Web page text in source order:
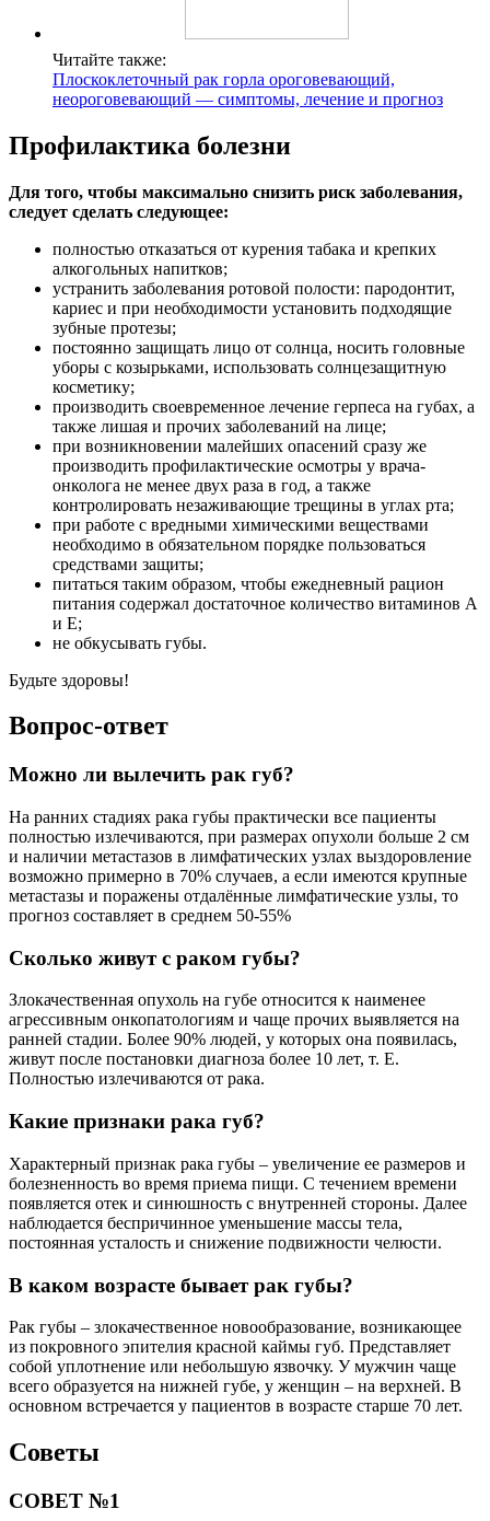
Читайте также:
Плоскоклеточный рак горла ороговевающий,
неороговевающий — симптомы, лечение и прогноз
Профилактика болезни
Для того, чтобы максимально снизить риск заболевания,
следует сделать следующее:
полностью отказаться от курения табака и крепких
алкогольных напитков;
устранить заболевания ротовой полости: пародонтит,
кариес и при необходимости установить подходящие
зубные протезы;
постоянно защищать лицо от солнца, носить головные
уборы с козырьками, использовать солнцезащитную
косметику;
производить своевременное лечение герпеса на губах, а
также лишая и прочих заболеваний на лице;
при возникновении малейших опасений сразу же
производить профилактические осмотры у врача-
онколога не менее двух раза в год, а также
контролировать незаживающие трещины в углах рта;
при работе с вредными химическими веществами
необходимо в обязательном порядке пользоваться
средствами защиты;
питаться таким образом, чтобы ежедневный рацион
питания содержал достаточное количество витаминов А
и Е;
не обкусывать губы.
Будьте здоровы!
Вопрос-ответ
Можно ли вылечить рак губ?
На ранних стадиях рака губы практически все пациенты
полностью излечиваются, при размерах опухоли больше 2 см
и наличии метастазов в лимфатических узлах выздоровление
возможно примерно в 70% случаев, а если имеются крупные
метастазы и поражены отдалённые лимфатические узлы, то
прогноз составляет в среднем 50-55%
Сколько живут с раком губы?
Злокачественная опухоль на губе относится к наименее
агрессивным онкопатологиям и чаще прочих выявляется на
ранней стадии. Более 90% людей, у которых она появилась,
живут после постановки диагноза более 10 лет, т. Е.
Полностью излечиваются от рака.
Какие признаки рака губ?
Характерный признак рака губы – увеличение ее размеров и
болезненность во время приема пищи. С течением времени
появляется отек и синюшность с внутренней стороны. Далее
наблюдается беспричинное уменьшение массы тела,
постоянная усталость и снижение подвижности челюсти.
В каком возрасте бывает рак губы?
Рак губы – злокачественное новообразование, возникающее
из покровного эпителия красной каймы губ. Представляет
собой уплотнение или небольшую язвочку. У мужчин чаще
всего образуется на нижней губе, у женщин – на верхней. В
основном встречается у пациентов в возрасте старше 70 лет.
Советы
СОВЕТ №1